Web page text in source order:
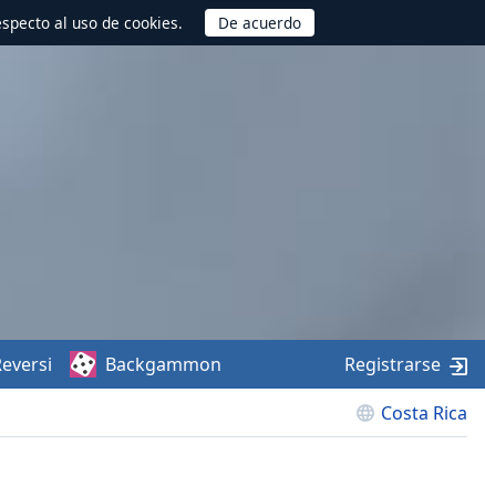
al uso de cookies.
Costa Rica
Backgammon Registrarse